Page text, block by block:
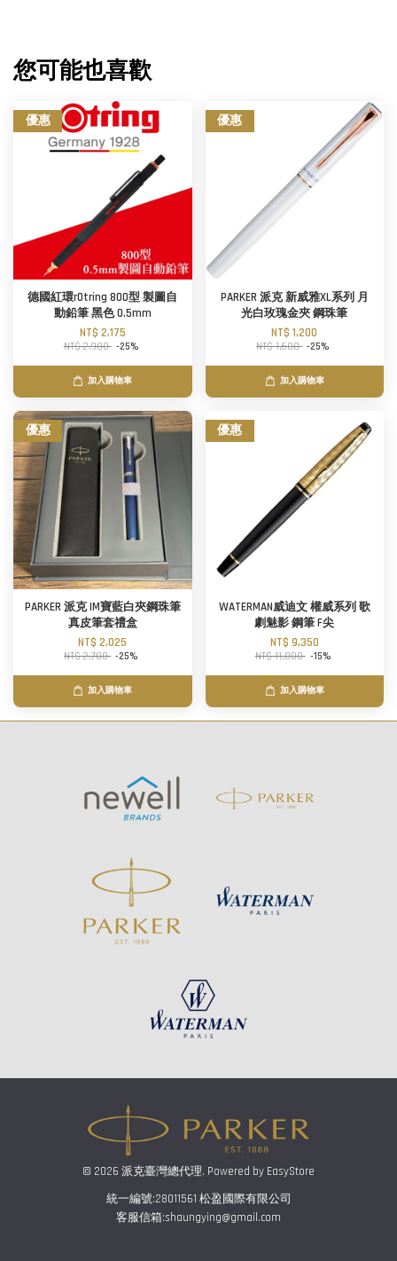
您可能也喜歡
優惠
德國紅環rOtring 800型 製圖自
動鉛筆 黑色 0.5mm
NT$ 2,175
NT$ 2,900 -25%
加入購物車
優惠
PARKER 派克 新威雅XL系列 月
光白玫瑰金夾 鋼珠筆
NT$ 1,200
NT$ 1,600 -25%
加入購物車
優惠
PARKER 派克 IM寶藍白夾鋼珠筆
真皮筆套禮盒
NT$ 2,025
NT$ 2,700 -25%
加入購物車
優惠
WATERMAN威迪文 權威系列 歌
劇魅影 鋼筆 F尖
NT$ 9,350
NT$ 11,000 -15%
加入購物車
© 2026 派克臺灣總代理. Powered by EasyStore
統一編號:28011561 松盈國際有限公司
客服信箱:shaungying@gmail.com